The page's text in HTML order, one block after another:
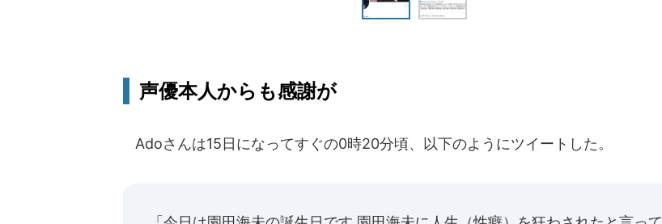
声優本人からも感謝が
Adoさんは15日になってすぐの0時20分頃、以下のようにツイートした。